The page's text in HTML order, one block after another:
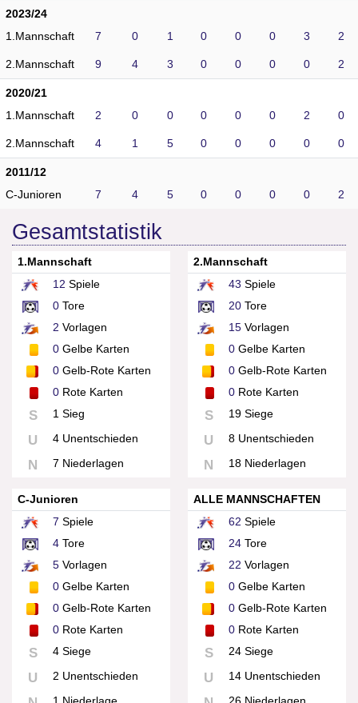
2023/24
1.Mannschaft
7 0 1 0 0 0 3 2
2.Mannschaft 9 4 3 0 0 0 0 2
2020/21
1.Mannschaft
2 0 0 0 0 0 2 0
2.Mannschaft 4 1 5 0 0 0 0 0
2011/12
C-Junioren
7 4 5 0 0 0 0 2
Gesamtstatistik
1.Mannschaft
12 Spiele
0 Tore
2 Vorlagen
0 Gelbe Karten
0 Gelb-Rote Karten
0 Rote Karten
S 1 Sieg
U 4 Unentschieden
N 7 Niederlagen
2.Mannschaft
43 Spiele
20Tore
15Vorlagen
0Gelbe Karten
0Gelb-Rote Karten
0Rote Karten
S 19 Siege
U 8 Unentschieden
N 18 Niederlagen
C-Junioren
7 Spiele
4 Tore
5 Vorlagen
0 Gelbe Karten
0 Gelb-Rote Karten
0 Rote Karten
S 4 Siege
U 2 Unentschieden
ALLE MANNSCHAFTEN
62 Spiele
24Tore
22 Vorlagen
0Gelbe Karten
0Gelb-Rote Karten
0Rote Karten
S 24 Siege
U 14 Unentschieden